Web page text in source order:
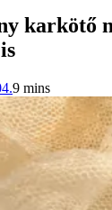
karkötő
9 mins